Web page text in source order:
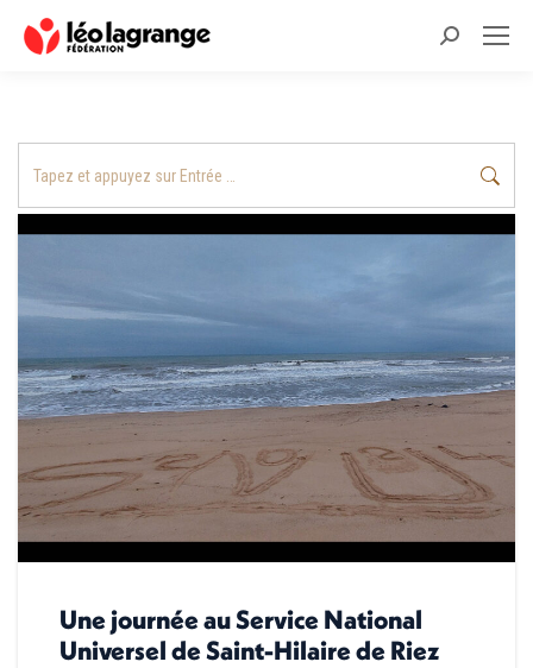
Recherche
Une journée au Service National
Universel de Saint-Hilaire de Riez